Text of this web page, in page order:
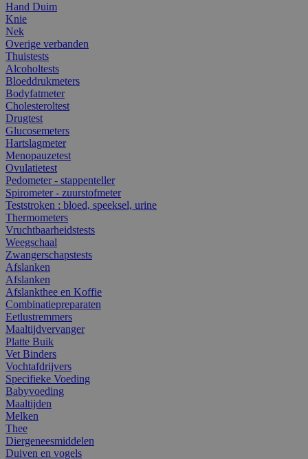
Hand Duim
Knie
Nek
Overige verbanden
Thuistests
Alcoholtests
Bloeddrukmeters
Bodyfatmeter
Cholesteroltest
Drugtest
Glucosemeters
Hartslagmeter
Menopauzetest
Ovulatietest
Pedometer - stappenteller
Spirometer - zuurstofmeter
Teststroken : bloed, speeksel, urine
Thermometers
Vruchtbaarheidstests
Weegschaal
Zwangerschapstests
Afslanken
Afslanken
Afslankthee en Koffie
Combinatiepreparaten
Eetlustremmers
Maaltijdvervanger
Platte Buik
Vet Binders
Vochtafdrijvers
Specifieke Voeding
Babyvoeding
Maaltijden
Melken
Thee
Diergeneesmiddelen
Duiven en vogels